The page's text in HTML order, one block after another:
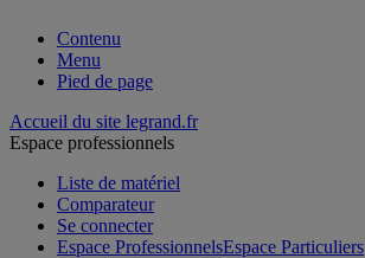
Contenu
Menu
Pied de page
Accueil du site legrand.fr
Espace professionnels
Liste de matériel
Comparateur
Se connecter
Espace ProfessionnelsEspace Particuliers